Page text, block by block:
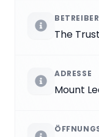
BETREIBER
The
ADRESSE
Mount